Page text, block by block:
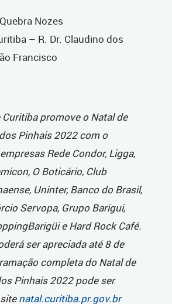
Nozes
– R. Dr. Claudino dos
Francisco
promove o Natal de
Pinhais 2022 com o
Rede Condor, Ligga,
O Boticário, Club
Uninter, Banco do Brasil,
Servopa, Grupo Barigui,
e Hard Rock Café.
ser apreciada até 8 de
completa do Natal de
Pinhais 2022 pode ser
natal.curitiba.pr.gov.br